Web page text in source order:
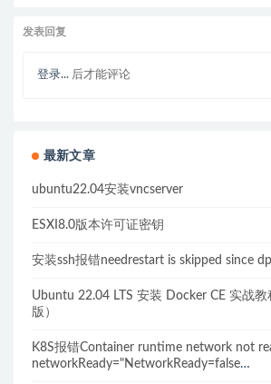
发表回复
登录... 后才能评论
最新文章
ubuntu22.04安装vncserver
ESXI8.0版本许可证密钥
安装ssh报错needrestart is skipped since
Ubuntu 22.04 LTS 安装 Docker CE 实战
版）
K8S报错Container runtime network not
networkReady="NetworkReady=false